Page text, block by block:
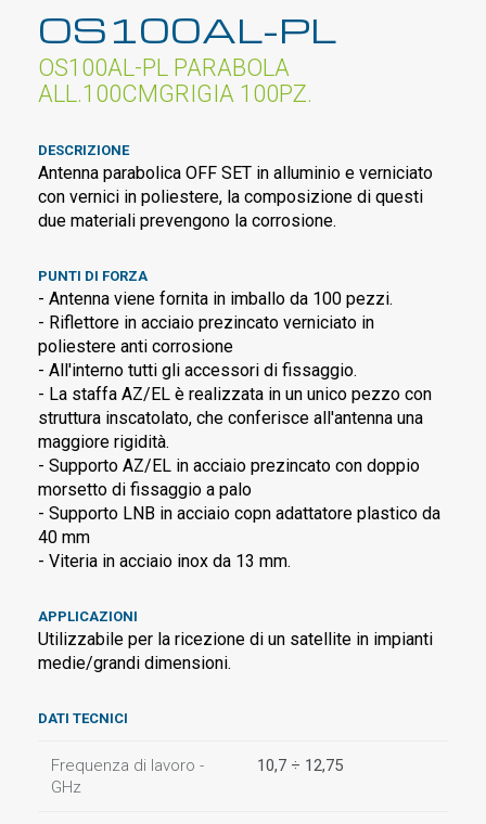
OS100AL-PL
OS100AL-PL PARABOLA
ALL.100CMGRIGIA 100PZ.
DESCRIZIONE
Antenna parabolica OFF SET in alluminio e verniciato
con vernici in poliestere, la composizione di questi
due materiali prevengono la corrosione.
PUNTI DI FORZA
- Antenna viene fornita in imballo da 100 pezzi.
- Riflettore in acciaio prezincato verniciato in
poliestere anti corrosione
- All'interno tutti gli accessori di fissaggio.
- La staffa AZ/EL è realizzata in un unico pezzo con
struttura inscatolato, che conferisce all'antenna una
maggiore rigidità.
- Supporto AZ/EL in acciaio prezincato con doppio
morsetto di fissaggio a palo
- Supporto LNB in acciaio copn adattatore plastico da
40 mm
- Viteria in acciaio inox da 13 mm.
APPLICAZIONI
Utilizzabile per la ricezione di un satellite in impianti
medie/grandi dimensioni.
DATI TECNICI
Frequenza di lavoro -
GHz
10,7 ÷ 12,75